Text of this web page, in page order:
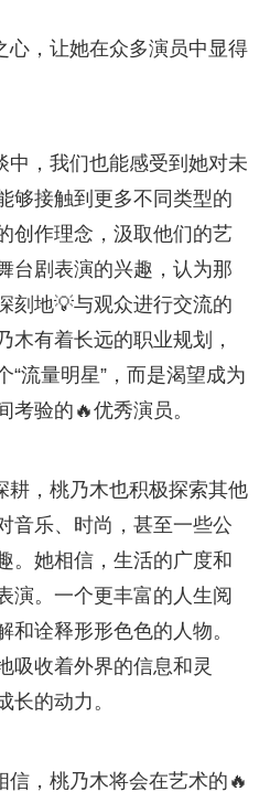
心，让她在众多演员中显得
中，我们也能感受到她对未
够接触到更多不同类型的
创作理念，汲取他们的艺
台剧表演的兴趣，认为那
刻地💡与观众进行交流的
木有着长远的职业规划，
“流量明星”，而是渴望成为
考验的🔥优秀演员。
耕，桃乃木也积极探索其他
音乐、时尚，甚至一些公
。她相信，生活的广度和
演。一个更丰富的人生阅
和诠释形形色色的人物。
吸收着外界的信息和灵
长的动力。
信，桃乃木将会在艺术的🔥